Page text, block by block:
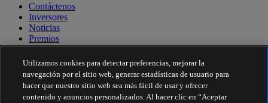
Contáctenos
Inversores
Noticias
Premios
Eventos
Sostenibilidad
Sostenibilidad
Utilizamos cookies para detectar preferencias, mejorar la
navegación por el sitio web, generar estadísticas de usuario para
hacer que nuestro sitio web sea más fácil de usar y ofrecer
contenido y anuncios personalizados. Al hacer clic en “Aceptar